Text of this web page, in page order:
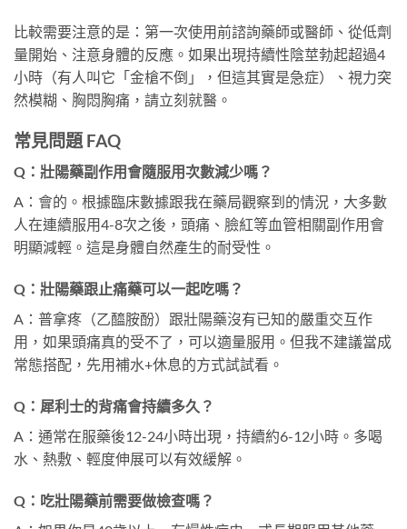
比較需要注意的是：第一次使用前諮詢藥師或醫師、從低劑
量開始、注意身體的反應。如果出現持續性陰莖勃起超過4
小時（有人叫它「金槍不倒」，但這其實是急症）、視力突
然模糊、胸悶胸痛，請立刻就醫。
常見問題 FAQ
Q：壯陽藥副作用會隨服用次數減少嗎？
A：會的。根據臨床數據跟我在藥局觀察到的情況，大多數
人在連續服用4-8次之後，頭痛、臉紅等血管相關副作用會
明顯減輕。這是身體自然產生的耐受性。
Q：壯陽藥跟止痛藥可以一起吃嗎？
A：普拿疼（乙醯胺酚）跟壯陽藥沒有已知的嚴重交互作
用，如果頭痛真的受不了，可以適量服用。但我不建議當成
常態搭配，先用補水+休息的方式試試看。
Q：犀利士的背痛會持續多久？
A：通常在服藥後12-24小時出現，持續約6-12小時。多喝
水、熱敷、輕度伸展可以有效緩解。
Q：吃壯陽藥前需要做檢查嗎？